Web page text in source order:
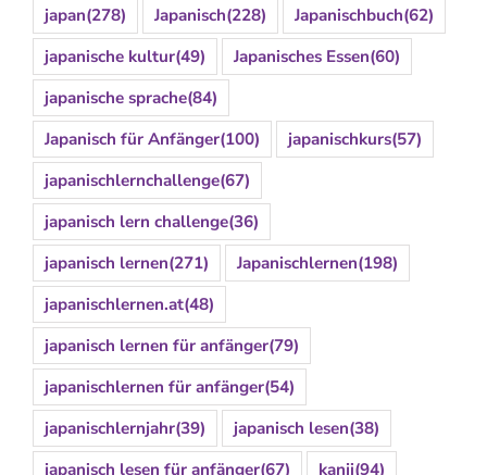
japan(278) Japanisch(228) Japanischbuch(62)
japanische kultur(49) Japanisches Essen(60)
japanische sprache(84)
Japanisch für Anfänger(100) japanischkurs(57)
japanischlernchallenge(67)
japanisch lern challenge(36)
japanisch lernen(271) Japanischlernen(198)
japanischlernen.at(48)
japanisch lernen für anfänger(79)
japanischlernen für anfänger(54)
japanischlernjahr(39) japanisch lesen(38)
japanisch lesen für anfänger(67) kanji(94)